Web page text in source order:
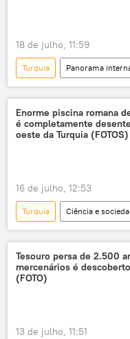
geografia
Defesa
área
Recep Tayyip Erdogan
Economia
mar
Mustafa Kemal Ataturk
Montego Bay
direito internacional
18 de julho, 11:59
Turquia Panorama
Recep Tayyip Erdogan
Organização para
Enorme piscina romana
é completamente
oeste da Turquia (FOTOS)
16 de julho, 12:53
Turquia Ciência e
piscina
canais
Tesouro persa de 2.500
mercenários é
(FOTO)
13 de julho, 11:51